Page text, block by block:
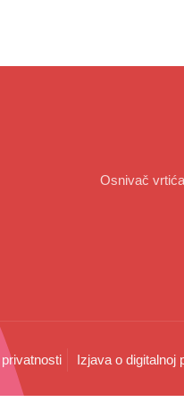
Osnivač
Izjava o digitalnoj